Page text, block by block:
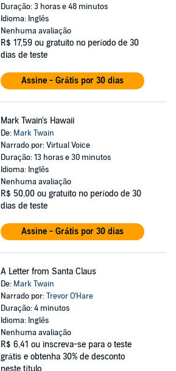
Duração: 3 horas e 48 minutos
Idioma: Inglês
Nenhuma avaliação
R$ 17,59 ou gratuito no período de 30
dias de teste
Assine - Grátis por 30 dias
Mark Twain's Hawaii
De: Mark Twain
Narrado por: Virtual Voice
Duração: 13 horas e 30 minutos
Idioma: Inglês
Nenhuma avaliação
R$ 50,00 ou gratuito no período de 30
dias de teste
Assine - Grátis por 30 dias
A Letter from Santa Claus
De: Mark Twain
Narrado por:Trevor O'Hare
Duração: 4 minutos
Idioma: Inglês
Nenhuma avaliação
R$ 6,41 ou inscreva-se para o teste
grátis e obtenha 30% de desconto
neste título